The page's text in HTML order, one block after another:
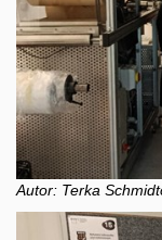
Autor: Terka